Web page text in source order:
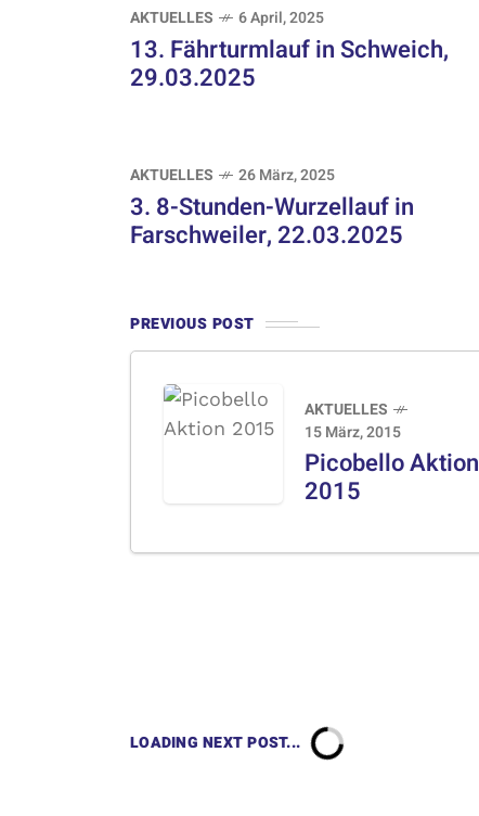
AKTUELLES 6 April, 2025
13. Fährturmlauf in Schweich,
29.03.2025
AKTUELLES 26 März, 2025
3. 8-Stunden-Wurzellauf in
Farschweiler, 22.03.2025
PREVIOUS POST
AKTUELLES
15 März, 2015
Picobello Aktion
2015
LOADING NEXT POST...